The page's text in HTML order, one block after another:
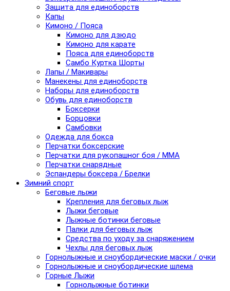
Защита для единоборств
Капы
Кимоно / Пояса
Кимоно для дзюдо
Кимоно для карате
Пояса для единоборств
Самбо Куртка Шорты
Лапы / Макивары
Манекены для единоборств
Наборы для единоборств
Обувь для единоборств
Боксерки
Борцовки
Самбовки
Одежда для бокса
Перчатки боксерские
Перчатки для рукопашног боя / ММА
Перчатки снарядные
Эспандеры боксера / Брелки
Зимний спорт
Беговые лыжи
Крепления для беговых лыж
Лыжи беговые
Лыжные ботинки беговые
Палки для беговых лыж
Средства по уходу за снаряжением
Чехлы для беговых лыж
Горнолыжные и сноубордические маски / очки
Горнолыжные и сноубордические шлема
Горные Лыжи
Горнолыжные ботинки